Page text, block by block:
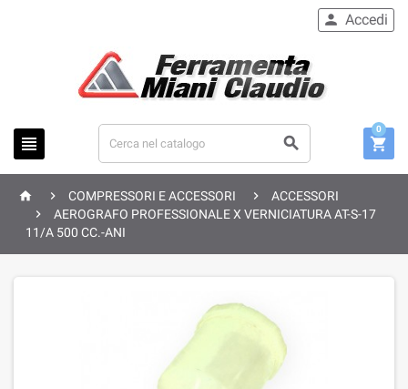
 
 Accedi

0
  COMPRESSORI E ACCESSORI 
ACCESSORI

AEROGRAFO PROFESSIONALE X VERNICIATURA AT-S-17
11/A 500 CC.-ANI